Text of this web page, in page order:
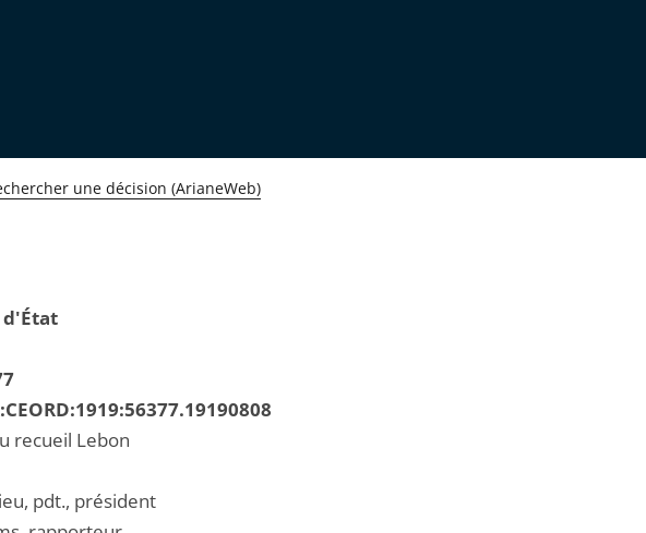
une décision (ArianeWeb)
d'État
recueil Lebon
pdt., président